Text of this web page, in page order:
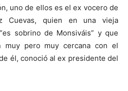
uno de ellos es el ex vocero de
Cuevas, quien en una vieja
sobrino de Monsiváis” y que
muy pero muy cercana con el
él, conoció al ex presidente del